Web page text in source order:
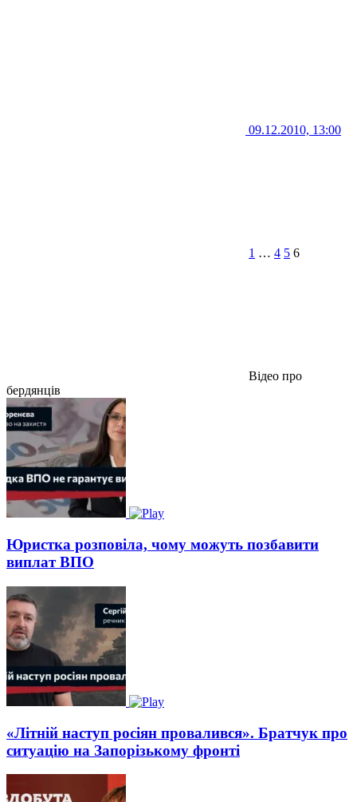
09.12.2010, 13:00
1 … 4 5 6
Відео про
бердянців
Юристка розповіла, чому можуть позбавити
виплат ВПО
«Літній наступ росіян провалився». Братчук про
ситуацію на Запорізькому фронті